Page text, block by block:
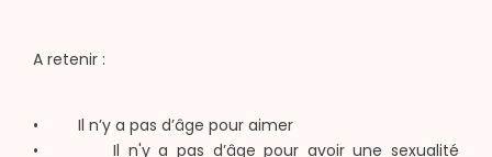
A retenir :
• Il n’y a pas d’âge pour aimer
• Il n'y a pas d’âge pour avoir une sexualité